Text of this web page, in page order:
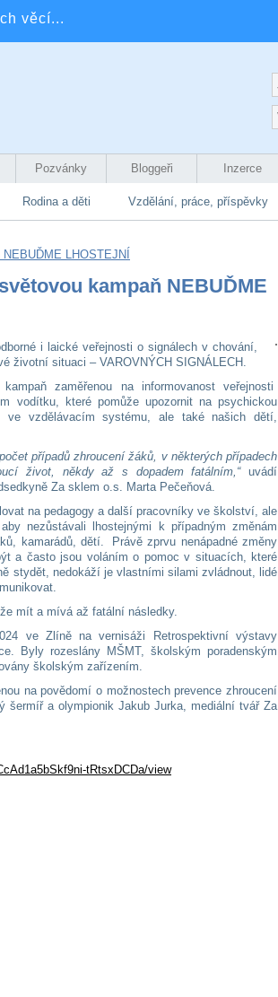
věcí...
Pozvánky Bloggeři Inzerce
Rodina a děti Vzdělání, práce, příspěvky
LHOSTEJNÍ
kampaň NEBUĎME
i laické veřejnosti o signálech v chování,
životní situaci – VAROVNÝCH SIGNÁLECH.
zaměřenou na informovanost veřejnosti
vodítku, které pomůže upozornit na psychickou
ve vzdělávacím systému, ale také našich dětí,
případů zhroucení žáků, v některých případech
život, někdy až s dopadem fatálním,“uvádí
Za sklem o.s. Marta Pečeňová.
na pedagogy a další pracovníky ve školství, ale
nezůstávali lhostejnými k případným změnám
kamarádů, dětí. Právě zprvu nenápadné změny
a často jsou voláním o pomoc v situacích, které
nedokáží je vlastními silami zvládnout, lidé
mít a mívá až fatální následky.
ve Zlíně na vernisáži Retrospektivní výstavy
Byly rozeslány MŠMT, školským poradenským
školským zařízením.
na povědomí o možnostech prevence zhroucení
šermíř a olympionik Jakub Jurka, mediální tvář Za
tRtsxDCDa/view